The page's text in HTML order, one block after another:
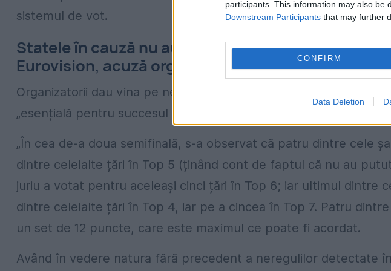
participants. This information may also be
Downstream Participants that may further
CONFIRM
Data Deletion
sistemul de vot.
Statele în cauză nu au respectat integritatea
Eurovision, acuză organizatorii
Organizatorii dau vina pe nerespectarea integrității votului prin
„esențială pentru succesul emisiunii”, după cum motivează EBU.
„În cea de-a doua semifinală, s-a observat că patru dintre cele
dintre celelalte țări în Top 5 (ținând cont de faptul că nu au
juriu a votat pentru aceleași cinci țări în Top 6; iar ultimul dintre
dintre celelalte țări în Top 4, iar pe a cincea în Top 7. Patru
un set de 12 puncte, care este maximul ce poate fi acordat.
Având în vedere natura fără precedent a neregulilor detectate